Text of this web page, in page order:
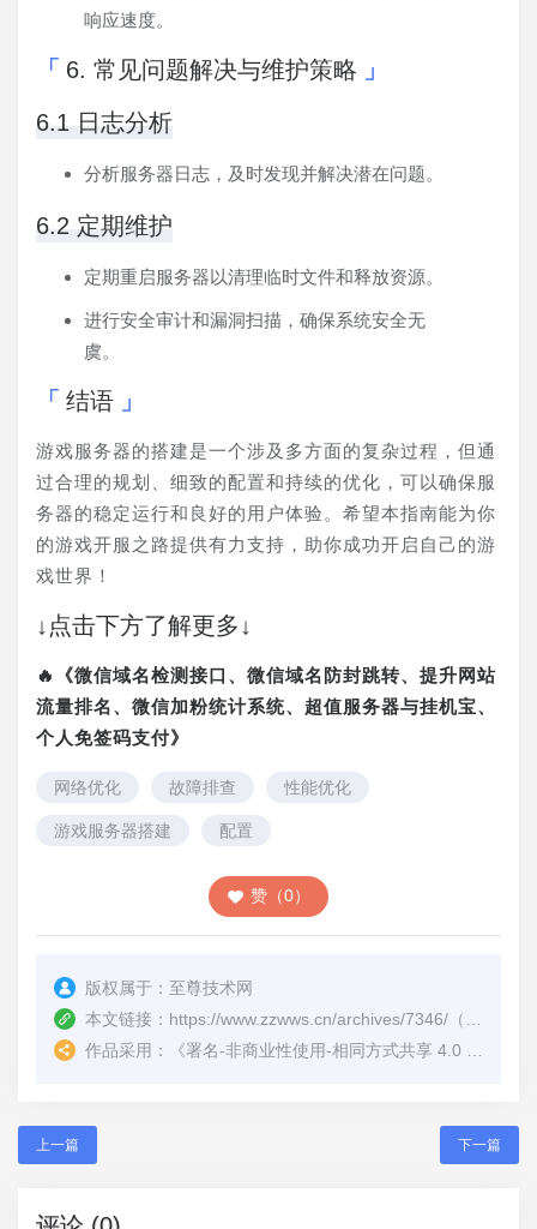
响应速度。
6. 常见问题解决与维护策略
6.1 日志分析
分析服务器日志，及时发现并解决潜在问题。
6.2 定期维护
定期重启服务器以清理临时文件和释放资源。
进行安全审计和漏洞扫描，确保系统安全无
虞。
结语
游戏服务器的搭建是一个涉及多方面的复杂过程，但通
过合理的规划、细致的配置和持续的优化，可以确保服
务器的稳定运行和良好的用户体验。希望本指南能为你
的游戏开服之路提供有力支持，助你成功开启自己的游
戏世界！
↓点击下方了解更多↓
🔥《微信域名检测接口、微信域名防封跳转、提升网站
流量排名、微信加粉统计系统、超值服务器与挂机宝、
个人免签码支付》
网络优化 故障排查 性能优化
游戏服务器搭建 配置
赞（0）
版权属于： 至尊技术网
本文链接： https://www.zzwws.cn/archives/7346/ （转载时请注明本文出处及文章链接）
作品采用：
《署名-非商业性使用-相同方式共享 4.0 国际 (CC BY-NC-SA 4.0)
上一篇 下一篇